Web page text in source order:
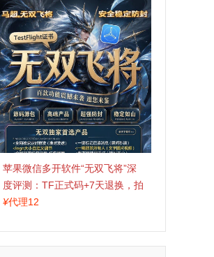
苹果微信多开软件“无双飞将”深
度评测：TF正式码+7天退换，拍
拍卡激活码商城正品保障
¥代理12